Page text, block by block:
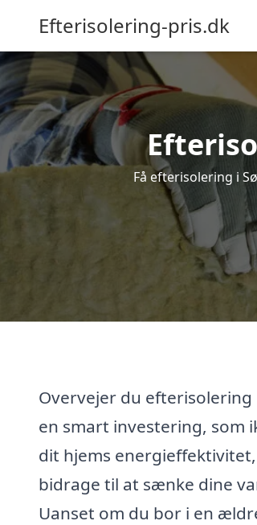
Efterisolering-pris.dk
Få efterisolering i
Overvejer du efterisolering
en smart investering, som
dit hjems
bidrage til at sænke dine
Uanset om du bor i en